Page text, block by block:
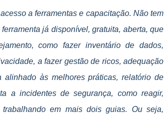
a ferramentas e capacitação. Não tem
já disponível, gratuita, aberta, que
como fazer inventário de dados,
a fazer gestão de ricos, adequação
alinhado às melhores práticas, relatório de
a incidentes de segurança, como reagir,
em mais dois guias. Ou seja,